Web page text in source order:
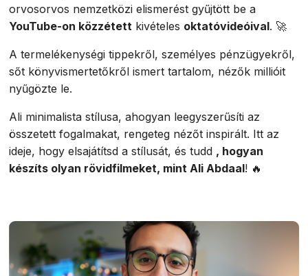
orvosorvos nemzetközi elismerést gyűjtött be a
YouTube-on közzétett kivételes oktatóvideóival. 🚀
A termelékenységi tippekről, személyes pénzügyekről,
sőt könyvismertetőkről ismert tartalom, nézők millióit
nyűgözte le.
Ali minimalista stílusa, ahogyan leegyszerűsíti az
összetett fogalmakat, rengeteg nézőt inspirált. Itt az
ideje, hogy elsajátítsd a stílusát, és tudd , hogyan
készíts olyan rövidfilmeket, mint Ali Abdaal! 🔥